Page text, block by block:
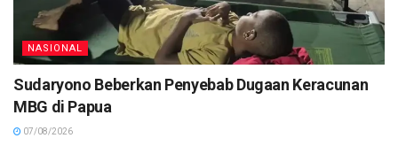
NASIONAL
Sudaryono Beberkan Penyebab Dugaan Keracunan
MBG di Papua
07/08/2026